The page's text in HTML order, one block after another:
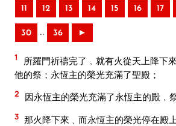
11 12 13 14 15 16 17
30 .. 36 ►
1
所羅門祈禱完了﹐就有火從天上降下
他的祭；永恆主的榮光充滿了聖殿；
2 因永恆主的榮光充滿了永恆主的殿﹐
3 那火降下來﹑而永恆主的榮光停在殿